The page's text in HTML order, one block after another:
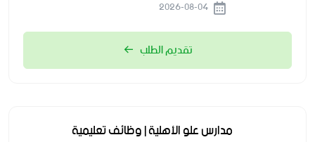
تقديم الطلب
مدارس علو الأهلية | وظائف تعليمية